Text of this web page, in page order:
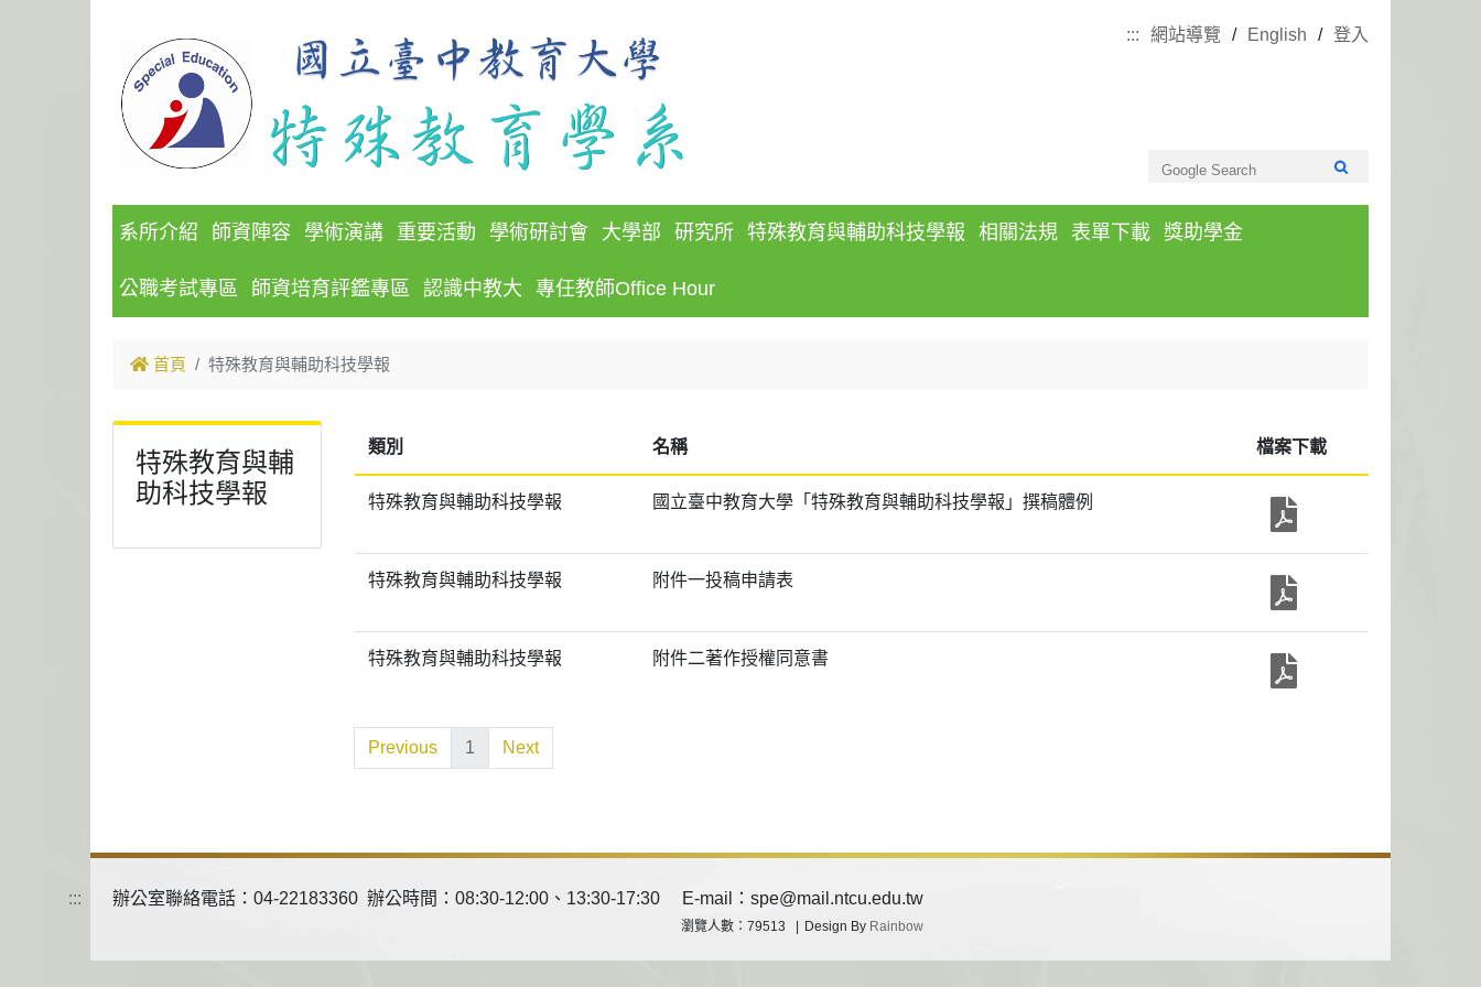
:::
網站導覽 English 登入
系所介紹 師資陣容 學術演講 重要活動 學術研討會 大學部 研究所 特殊教育與輔助科技學報 相關法規 表單下載 獎助學金
公職考試專區 師資培育評鑑專區 認識中教大 專任教師Office Hour
首頁 特殊教育與輔助科技學報
特殊教育與輔
助科技學報
類別 名稱 檔案下載
特殊教育與輔助科技學報 國立臺中教育大學「特殊教育與輔助科技學報」撰稿體例
特殊教育與輔助科技學報 附件一投稿申請表
特殊教育與輔助科技學報 附件二著作授權同意書
Previous 1 Next
::: 辦公室聯絡電話：04-22183360 辦公時間：08:30-12:00、13:30-17:30 E-mail：spe@mail.ntcu.edu.tw
瀏覽人數：79513 Design By Rainbow